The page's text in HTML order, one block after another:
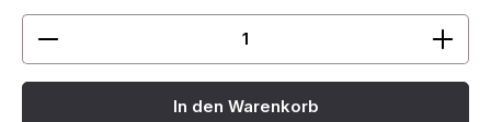
Produkt Anzahl: Gib den gewünschten Wert ein
In den Warenkorb